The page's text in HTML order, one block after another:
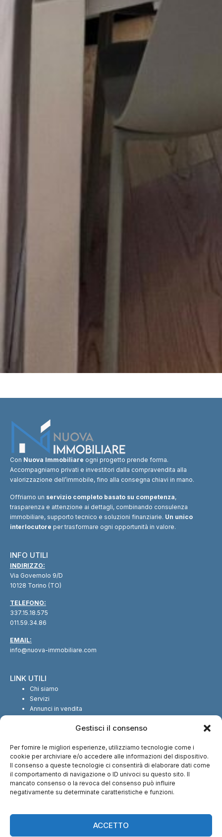
Gestisci il consenso
Per fornire le migliori esperienze, utilizziamo tecnologie come i
cookie per archiviare e/o accedere alle informazioni del dispositivo.
Il consenso a queste tecnologie ci consentirà di elaborare dati come
il comportamento di navigazione o ID univoci su questo sito. Il
mancato consenso o la revoca del consenso può influire
negativamente su determinate caratteristiche e funzioni.
ACCETTO
Con Nuova Immobiliare ogni progetto prende forma.
Accompagniamo privati e investitori dalla compravendita alla
valorizzazione dell’immobile, fino alla consegna chiavi in mano.
Offriamo un servizio completo basato su competenza,
trasparenza e attenzione ai dettagli, combinando consulenza
immobiliare, supporto tecnico e soluzioni finanziarie. Un unico
interlocutore per trasformare ogni opportunità in valore.
INFO UTILI
INDIRIZZO:
Via Governolo 9/D
10128 Torino (TO)
TELEFONO:
337.15.18.575
011.59.34.86
EMAIL:
info@nuova-immobiliare.com
LINK UTILI
Chi siamo
Servizi
Annunci in vendita
SEGUICI SUI SOCIAL
CI TROVI ANCHE SU: